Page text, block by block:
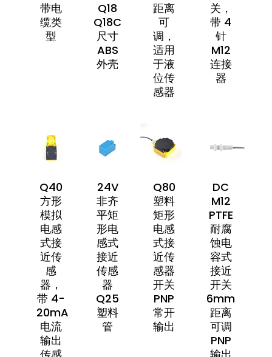
带电
缆类
型
Q18
Q18C
尺寸
ABS
外壳
距离
可
调，
适用
于液
位传
感器
关，
带 4
针
M12
连接
器
Q40
方形
模拟
电感
式接
近传
感
器，
带 4-
20mA
电流
输出
传感
24V
非齐
平矩
形电
感式
接近
传感
器
Q25
塑料
管
Q80
塑料
矩形
电感
式接
近传
感器
开关
PNP
常开
输出
DC
M12
PTFE
耐腐
蚀电
容式
接近
开关
6mm
距离
可调
PNP
输出